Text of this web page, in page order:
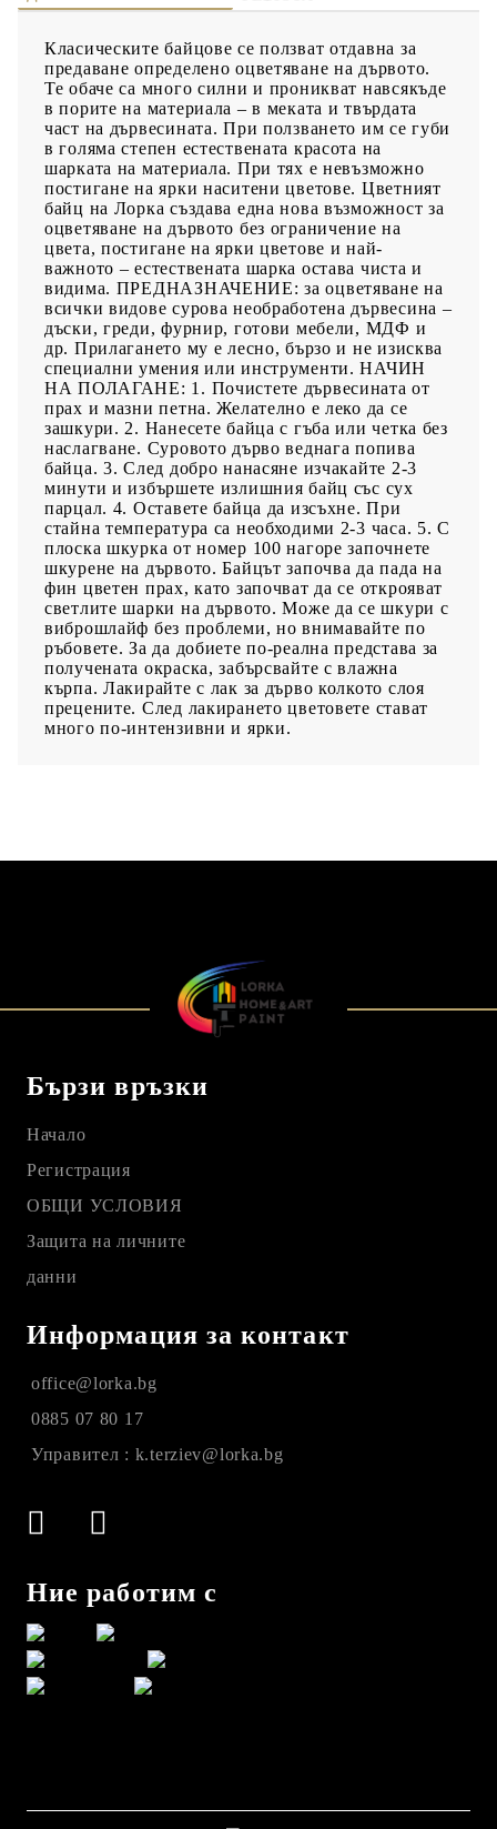
Класическите байцове се ползват отдавна за
предаване определено оцветяване на дървото.
Те обаче са много силни и проникват навсякъде
в порите на материала – в меката и твърдата
част на дървесината. При ползването им се губи
в голяма степен естествената красота на
шарката на материала. При тях е невъзможно
постигане на ярки наситени цветове. Цветният
байц на Лорка създава една нова възможност за
оцветяване на дървото без ограничение на
цвета, постигане на ярки цветове и най-
важното – естествената шарка остава чиста и
видима. ПРЕДНАЗНАЧЕНИЕ: за оцветяване на
всички видове сурова необработена дървесина –
дъски, греди, фурнир, готови мебели, МДФ и
др. Прилагането му е лесно, бързо и не изисква
специални умения или инструменти. НАЧИН
НА ПОЛАГАНЕ: 1. Почистете дървесината от
прах и мазни петна. Желателно е леко да се
зашкури. 2. Нанесeте байца с гъба или четка без
наслагване. Суровото дърво веднага попива
байца. 3. След добро нанасяне изчакайте 2-3
минути и избършете излишния байц със сух
парцал. 4. Оставете байца да изсъхне. При
стайна температура са необходими 2-3 часа. 5. С
плоска шкурка от номер 100 нагоре започнете
шкурене на дървото. Байцът започва да пада на
фин цветен прах, като започват да се открояват
светлите шарки на дървото. Може да се шкури с
виброшлайф без проблеми, но внимавайте по
ръбовете. За да добиете по-реална представа за
получената окраска, забърсвайте с влажна
кърпа. Лакирайте с лак за дърво колкото слоя
прецените. След лакирането цветовете стават
много по-интензивни и ярки.
Бързи връзки
Начало
Регистрация
ОБЩИ УСЛОВИЯ
Защита на личните
данни
Информация за контакт
office@lorka.bg
0885 07 80 17
Управител : k.terziev@lorka.bg
Ние работим с